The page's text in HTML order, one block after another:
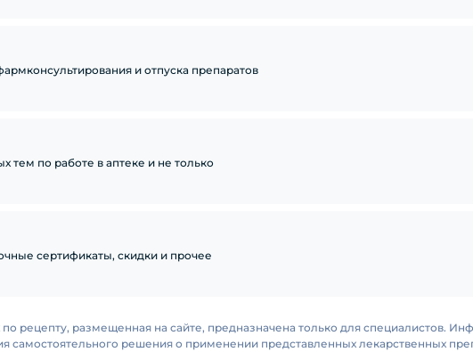
и отпуска препаратов
тем по работе в аптеке и не только
сертификаты, скидки и прочее
рецепту, размещенная на сайте, предназначена только для специалистов.
самостоятельного решения о применении представленных лекарственных